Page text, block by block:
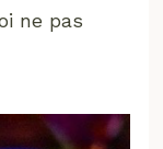
ne pas